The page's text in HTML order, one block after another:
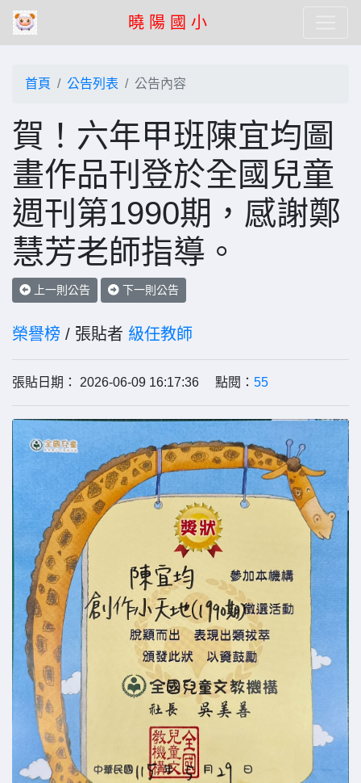
曉 陽 國 小
首頁 公告列表 公告內容
賀！六年甲班陳宜均圖
畫作品刊登於全國兒童
週刊第1990期，感謝鄭
慧芳老師指導。
上一則公告 下一則公告
榮譽榜 / 張貼者 級任教師
張貼日期： 2026-06-09 16:17:36 點閱： 55